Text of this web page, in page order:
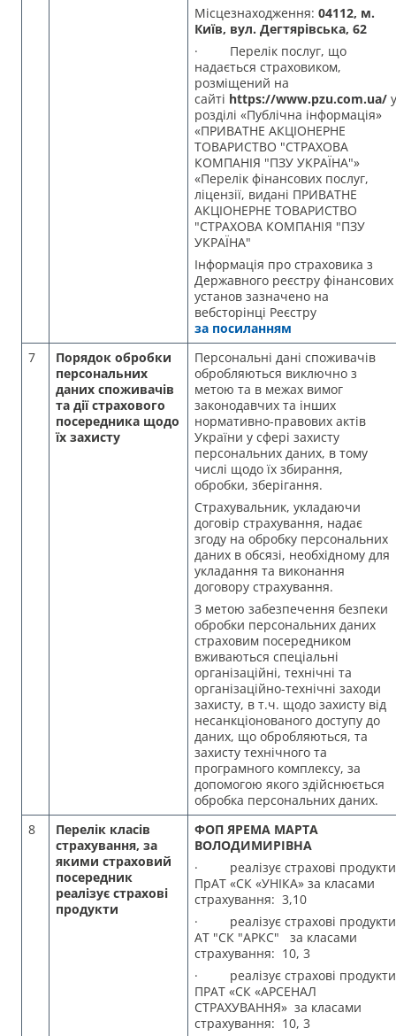
Місцезнаходження: 04112, м.
Київ, вул. Дегтярівська, 62
· Перелік послуг, що
надається страховиком,
розміщений на
сайті https://www.pzu.com.ua/ у
розділі «Публічна інформація»
«ПРИВАТНЕ АКЦІОНЕРНЕ
ТОВАРИСТВО "СТРАХОВА
КОМПАНІЯ "ПЗУ УКРАЇНА"»
«Перелік фінансових послуг,
ліцензії, видані ПРИВАТНЕ
АКЦІОНЕРНЕ ТОВАРИСТВО
"СТРАХОВА КОМПАНІЯ "ПЗУ
УКРАЇНА"
Інформація про страховика з
Державного реєстру фінансових
установ зазначено на
вебсторінці Реєстру
за посиланням
7
Порядок обробки
персональних
даних споживачів
та дії страхового
посередника щодо
їх захисту
Персональні дані споживачів
обробляються виключно з
метою та в межах вимог
законодавчих та інших
нормативно-правових актів
України у сфері захисту
персональних даних, в тому
числі щодо їх збирання,
обробки, зберігання.
Страхувальник, укладаючи
договір страхування, надає
згоду на обробку персональних
даних в обсязі, необхідному для
укладання та виконання
договору страхування.
З метою забезпечення безпеки
обробки персональних даних
страховим посередником
вживаються спеціальні
організаційні, технічні та
організаційно-технічні заходи
захисту, в т.ч. щодо захисту від
несанкціонованого доступу до
даних, що обробляються, та
захисту технічного та
програмного комплексу, за
допомогою якого здійснюється
обробка персональних даних.
8
Перелік класів
страхування, за
якими страховий
посередник
реалізує страхові
продукти
ФОП ЯРЕМА МАРТА
ВОЛОДИМИРІВНА
· реалізує страхові продукти
ПрАТ «СК «УНІКА» за класами
страхування: 3,10
· реалізує страхові продукти
АТ "СК "АРКС" за класами
страхування: 10, 3
· реалізує страхові продукти
ПРАТ «СК «АРСЕНАЛ
СТРАХУВАННЯ» за класами
страхування: 10, 3